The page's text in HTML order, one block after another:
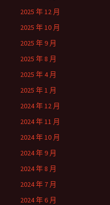
2025 年 12 月
2025 年 10 月
2025 年 9 月
2025 年 8 月
2025 年 4 月
2025 年 1 月
2024 年 12 月
2024 年 11 月
2024 年 10 月
2024 年 9 月
2024 年 8 月
2024 年 7 月
2024 年 6 月